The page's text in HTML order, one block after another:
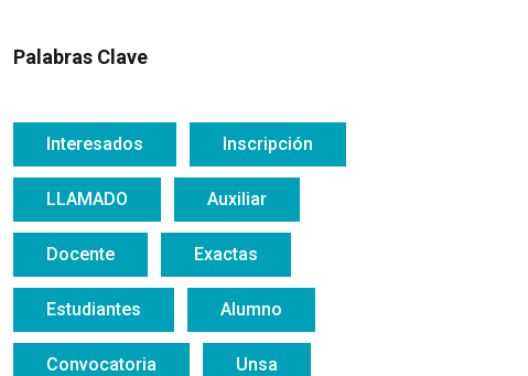
Palabras Clave
Interesados Inscripción
LLAMADO Auxiliar
Docente Exactas
Estudiantes Alumno
Convocatoria Unsa